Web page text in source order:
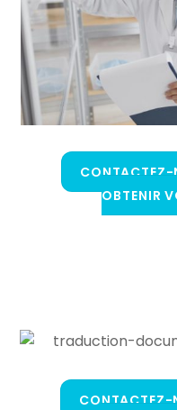
CONTACTEZ-
OBTENIR
CONTACTEZ-